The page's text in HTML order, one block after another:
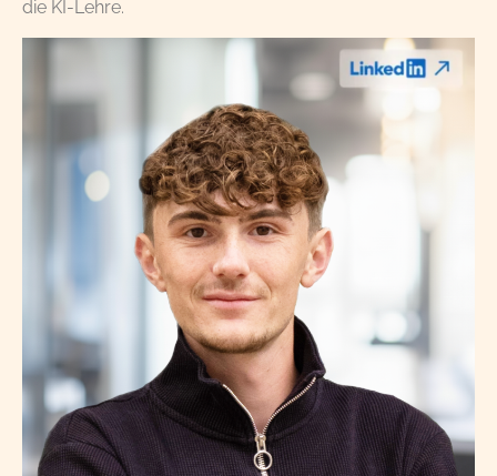
die KI-Lehre.